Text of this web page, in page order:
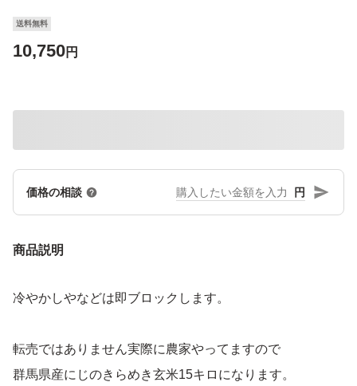
送料無料
10,750円
価格の相談 円
商品説明
冷やかしやなどは即ブロックします。
転売ではありません実際に農家やってますので
群馬県産にじのきらめき玄米15キロになります。